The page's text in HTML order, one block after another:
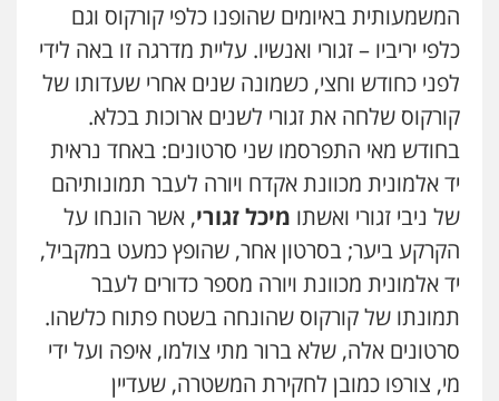
המשמעותית באיומים שהופנו כלפי קורקוס וגם
כלפי יריביו – זגורי ואנשיו. עליית מדרגה זו באה לידי
לפני כחודש וחצי, כשמונה שנים אחרי שעדותו של
קורקוס שלחה את זגורי לשנים ארוכות בכלא.
בחודש מאי התפרסמו שני סרטונים: באחד נראית
יד אלמונית מכוונת אקדח ויורה לעבר תמונותיהם
של ניבי זגורי ואשתו מיכל זגורי, אשר הונחו על
הקרקע ביער; בסרטון אחר, שהופץ כמעט במקביל,
יד אלמונית מכוונת ויורה מספר כדורים לעבר
תמונתו של קורקוס שהונחה בשטח פתוח כלשהו.
סרטונים אלה, שלא ברור מתי צולמו, איפה ועל ידי
מי, צורפו כמובן לחקירת המשטרה, שעדיין
ניר קידר – צלם
צילום עורכי דין שירותים מקצועיים לעורכי
דין
0504578527